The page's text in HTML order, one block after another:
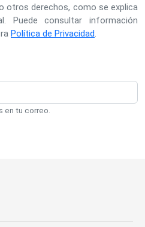
otros derechos, como se explica
Puede consultar información
Política de Privacidad.
en tu correo.